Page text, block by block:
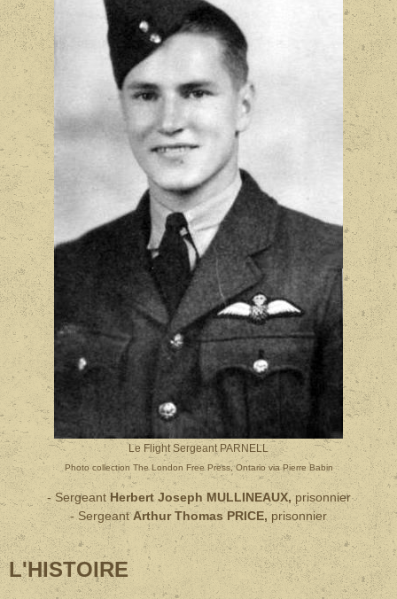
Le Flight Sergeant PARNELL
Photo collection The London Free Press, Ontario via Pierre Babin
- SergeantHerbert Joseph MULLINEAUX,prisonnier
- SergeantArthur Thomas PRICE,prisonnier
L'HISTOIRE